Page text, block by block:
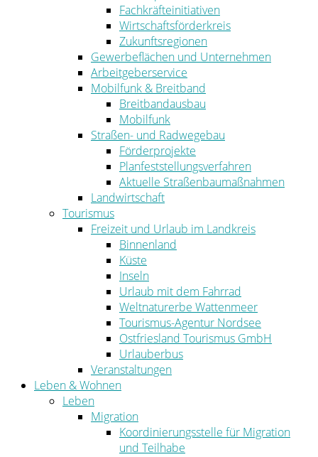
Fachkräfteinitiativen
Wirtschaftsförderkreis
Zukunftsregionen
Gewerbeflächen und Unternehmen
Arbeitgeberservice
Mobilfunk & Breitband
Breitbandausbau
Mobilfunk
Straßen- und Radwegebau
Förderprojekte
Planfeststellungsverfahren
Aktuelle Straßenbaumaßnahmen
Landwirtschaft
Tourismus
Freizeit und Urlaub im Landkreis
Binnenland
Küste
Inseln
Urlaub mit dem Fahrrad
Weltnaturerbe Wattenmeer
Tourismus-Agentur Nordsee
Ostfriesland Tourismus GmbH
Urlauberbus
Veranstaltungen
Leben & Wohnen
Leben
Migration
Koordinierungsstelle für Migration
und Teilhabe